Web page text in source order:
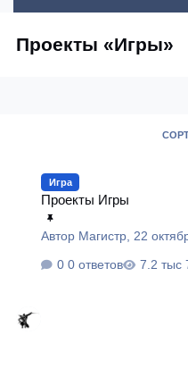
Проекты «Игры»
Игра
Проекты Игры
Автор Магистр 22
0 ответов